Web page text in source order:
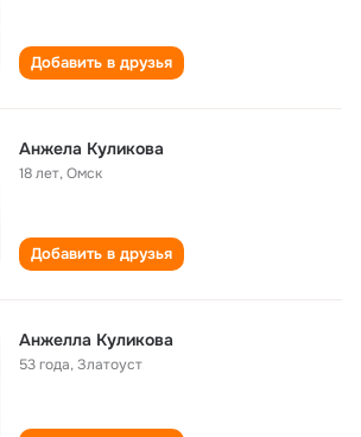
Добавить в друзья
Анжела Куликова
18 лет,Омск
Добавить в друзья
Анжелла Куликова
53 года,Златоуст